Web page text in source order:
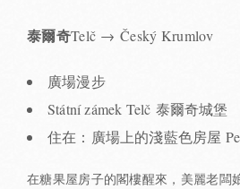
泰爾奇Telč → Český Krumlov
廣場漫步
Státní zámek Telč 泰爾奇城堡
住在：廣場上的淺藍色房屋
在糖果屋房子的閣樓醒來，美麗老闆